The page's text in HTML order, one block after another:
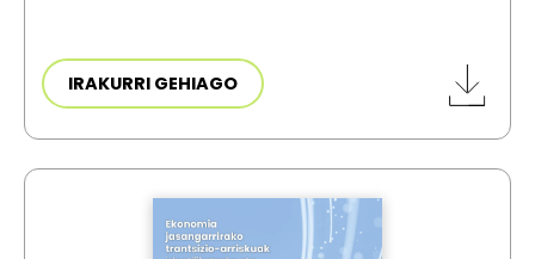
IRAKURRI GEHIAGO